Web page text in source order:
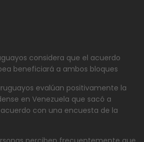
considera que el acuerdo
beneficiará a ambos bloques
evalúan positivamente la
en Venezuela que sacó a
con una encuesta de la